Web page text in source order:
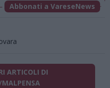
Abbonati a VareseNews
ARTICOLI DI